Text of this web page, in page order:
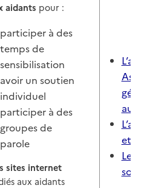
aidants pour :
participer à des
temps de
sensibilisation
avoir un soutien
individuel
participer à des
groupes de
parole
sites internet
aux aidants
aux
et
Le